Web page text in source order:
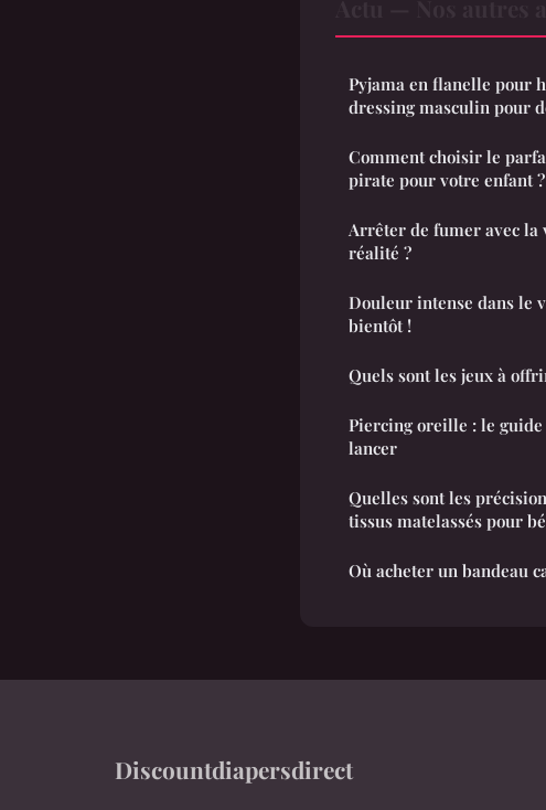
Pyjama en flanelle pour
dressing masculin pour
Comment choisir le
pirate pour votre enfant ?
Arrêter de fumer avec la
réalité ?
Douleur intense dans le
bientôt !
Quels sont les jeux à
Piercing oreille : le guide
lancer
Quelles sont les
tissus matelassés pour
Où acheter un bandeau
Discountdiapersdirect